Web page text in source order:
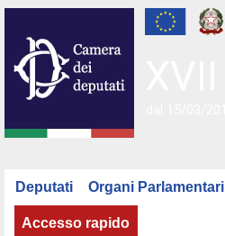
Deputati Organi Parlamentari
Accesso rapido